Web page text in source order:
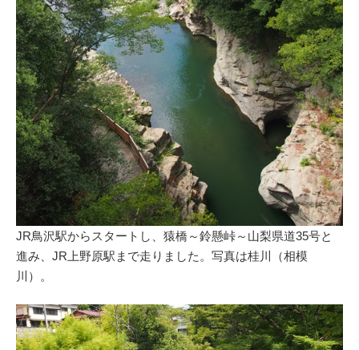
JR鳥沢駅からスタートし、猿橋～鈴懸峠～山梨県道35号と
進み、JR上野原駅まで走りました。写真は桂川（相模
川）。